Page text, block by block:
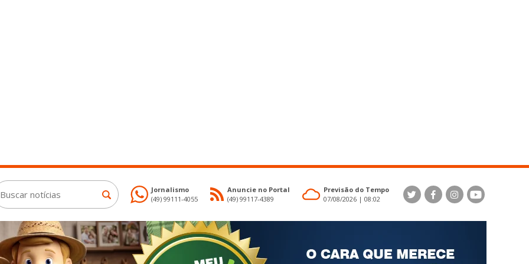
Jornalismo
(49) 99111-4055
Anuncie no Portal
(49) 99117-4389
Previsão do Tempo
07/08/2026 | 08:02